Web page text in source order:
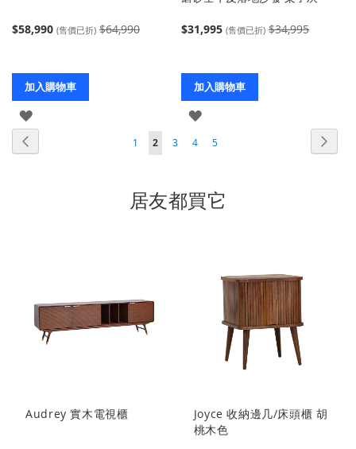
$58,990 (售價已折) $64,990
加入購物車
登
$31,995 (售價已折) $34,995
加入購物車
登
入
頁1
您
前
正
2
頁
3
頁
4
頁
5
居友都買它
Audrey 實木電視櫃
Joyce 收納邊几/床頭櫃 胡
桃木色